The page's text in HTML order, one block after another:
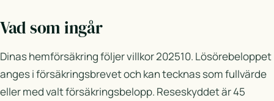
Vad som ingår
Dinas hemförsäkring följer villkor 202510. Lösörebeloppet
anges i försäkringsbrevet och kan tecknas som fullvärde
eller med valt försäkringsbelopp. Reseskyddet är 45